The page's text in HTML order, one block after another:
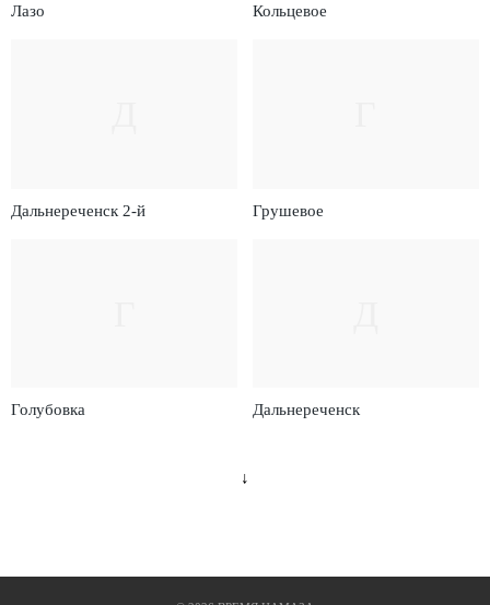
Лазо Кольцевое
Дальнереченск 2-й Грушевое
Голубовка Дальнереченск
↓